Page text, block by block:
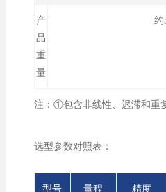
产
品
重
量
约
注：①包含非线性、迟滞和重
选型参数对照表：
型号 量程 精度